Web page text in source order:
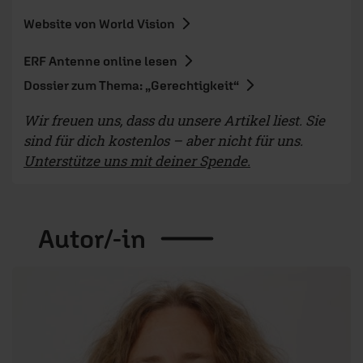
Website von World Vision
ERF Antenne online lesen
Dossier zum Thema: „Gerechtigkeit“
Wir freuen uns, dass du unsere Artikel liest. Sie
sind für dich kostenlos – aber nicht für uns.
Unterstütze uns mit deiner Spende.
Autor/-in